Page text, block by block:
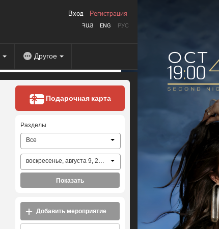
ՀԱՅ ENG РУС
Вход Регистрация
Другое
Подарочная карта
Разделы
Все
воскресенье, августа 9, 2026
Показать
Добавить мероприятие